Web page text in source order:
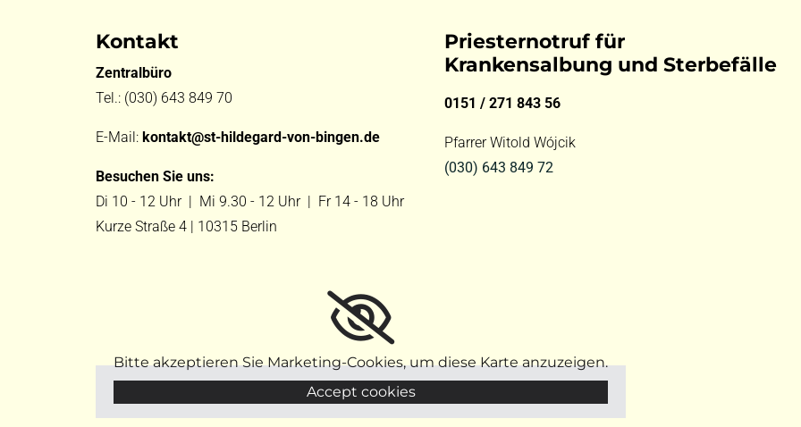
Kontakt
Zentralbüro
Tel.: (030) 643 849 70
E-Mail: kontakt@st-hildegard-von-bingen.de
Besuchen Sie uns:
Di 10 - 12 Uhr | Mi 9.30 - 12 Uhr | Fr 14 - 18 Uhr
Kurze Straße 4 | 10315 Berlin
Priesternotruf für
Krankensalbung und Sterbefälle
0151 / 271 843 56
Pfarrer Witold Wójcik
(030) 643 849 72
Bitte akzeptieren Sie Marketing-Cookies, um diese Karte anzuzeigen.
Accept cookies